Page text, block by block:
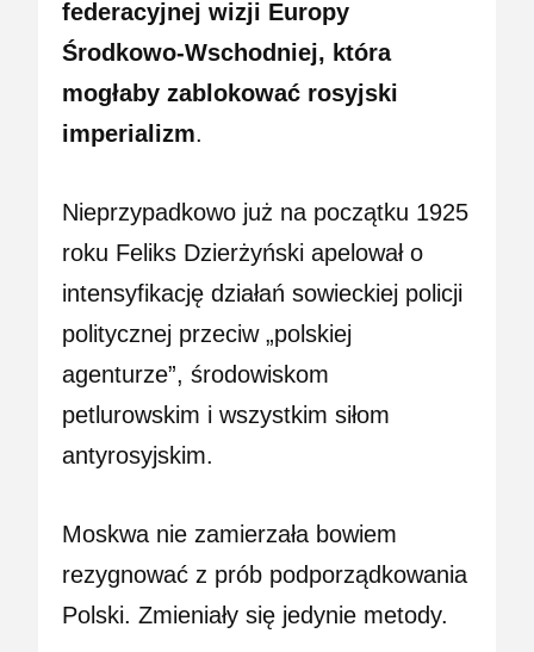
federacyjnej wizji Europy
Środkowo-Wschodniej, która
mogłaby zablokować rosyjski
imperializm.
Nieprzypadkowo już na początku 1925
roku Feliks Dzierżyński apelował o
intensyfikację działań sowieckiej policji
politycznej przeciw „polskiej
agenturze”, środowiskom
petlurowskim i wszystkim siłom
antyrosyjskim.
Moskwa nie zamierzała bowiem
rezygnować z prób podporządkowania
Polski. Zmieniały się jedynie metody.